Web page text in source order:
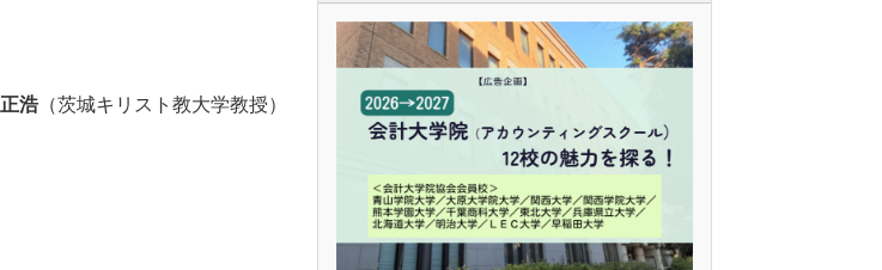
浩（茨城キリスト教大学教授）